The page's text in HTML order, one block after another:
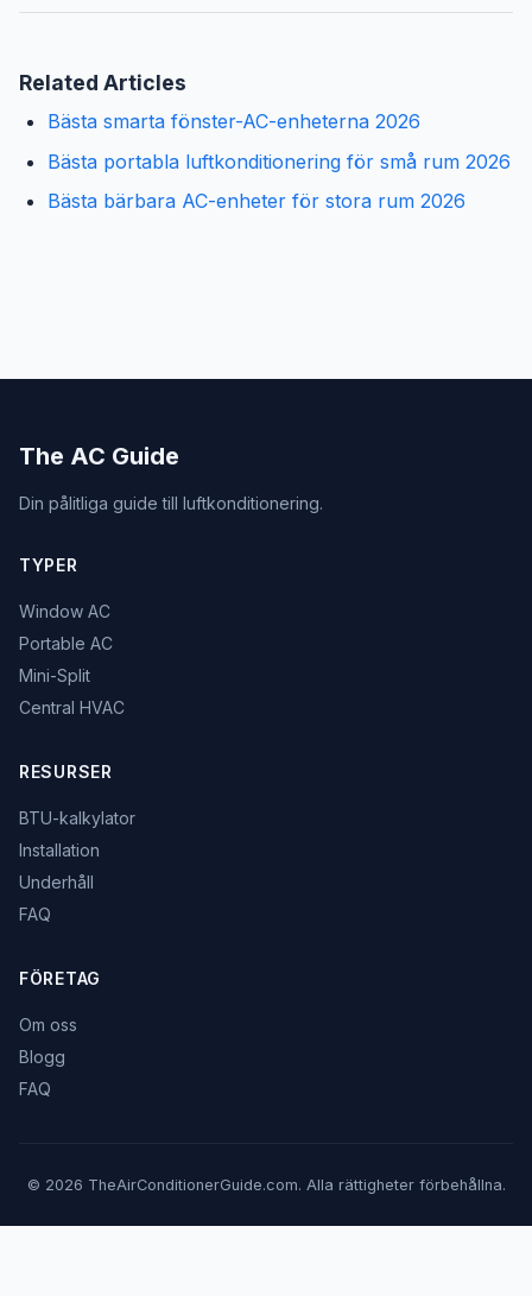
Related Articles
Bästa smarta fönster-AC-enheterna 2026
Bästa portabla luftkonditionering för små rum 2026
Bästa bärbara AC-enheter för stora rum 2026
The AC Guide
Din pålitliga guide till luftkonditionering.
TYPER
Window AC
Portable AC
Mini-Split
Central HVAC
RESURSER
BTU-kalkylator
Installation
Underhåll
FAQ
FÖRETAG
Om oss
Blogg
FAQ
© 2026 TheAirConditionerGuide.com. Alla rättigheter förbehållna.